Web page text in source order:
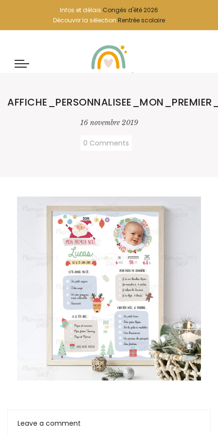
Infos et délais Congés d'été 2026
Découvrir la sélection Rentrée scolaire
16 novembre 2019
0 Comments
Leave a comment